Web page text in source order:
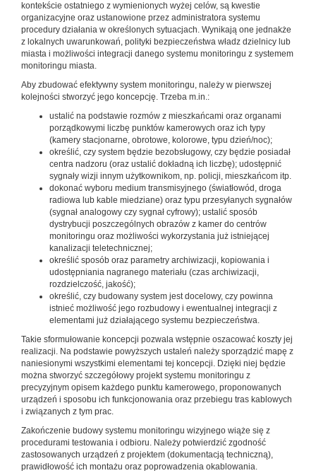
kontekście ostatniego z wymienionych wyżej celów, są kwestie
organizacyjne oraz ustanowione przez administratora systemu
procedury działania w określonych sytuacjach. Wynikają one jednakże
z lokalnych uwarunkowań, polityki bezpieczeństwa władz dzielnicy lub
miasta i możliwości integracji danego systemu monitoringu z systemem
monitoringu miasta.
Aby zbudować efektywny system monitoringu, należy w pierwszej
kolejności stworzyć jego koncepcję. Trzeba m.in.:
ustalić na podstawie rozmów z mieszkańcami oraz organami
porządkowymi liczbę punktów kamerowych oraz ich typy
(kamery stacjonarne, obrotowe, kolorowe, typu dzień/noc);
określić, czy system będzie bezobsługowy, czy będzie posiadał
centra nadzoru (oraz ustalić dokładną ich liczbę); udostępnić
sygnały wizji innym użytkownikom, np. policji, mieszkańcom itp.
dokonać wyboru medium transmisyjnego (światłowód, droga
radiowa lub kable miedziane) oraz typu przesyłanych sygnałów
(sygnał analogowy czy sygnał cyfrowy); ustalić sposób
dystrybucji poszczególnych obrazów z kamer do centrów
monitoringu oraz możliwości wykorzystania już istniejącej
kanalizacji teletechnicznej;
określić sposób oraz parametry archiwizacji, kopiowania i
udostępniania nagranego materiału (czas archiwizacji,
rozdzielczość, jakość);
określić, czy budowany system jest docelowy, czy powinna
istnieć możliwość jego rozbudowy i ewentualnej integracji z
elementami już działającego systemu bezpieczeństwa.
Takie sformułowanie koncepcji pozwala wstępnie oszacować koszty jej
realizacji. Na podstawie powyższych ustaleń należy sporządzić mapę z
naniesionymi wszystkimi elementami tej koncepcji. Dzięki niej będzie
można stworzyć szczegółowy projekt systemu monitoringu z
precyzyjnym opisem każdego punktu kamerowego, proponowanych
urządzeń i sposobu ich funkcjonowania oraz przebiegu tras kablowych
i związanych z tym prac.
Zakończenie budowy systemu monitoringu wizyjnego wiąże się z
procedurami testowania i odbioru. Należy potwierdzić zgodność
zastosowanych urządzeń z projektem (dokumentacją techniczną),
prawidłowość ich montażu oraz poprowadzenia okablowania.